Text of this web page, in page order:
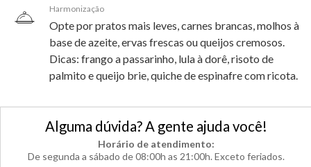
Harmonização
Opte por pratos mais leves, carnes brancas, molhos à
base de azeite, ervas frescas ou queijos cremosos.
Dicas: frango a passarinho, lula à dorê, risoto de
palmito e queijo brie, quiche de espinafre com ricota.
Alguma dúvida? A gente ajuda você!
Horário de atendimento:
De segunda a sábado de 08:00h as 21:00h. Exceto feriados.